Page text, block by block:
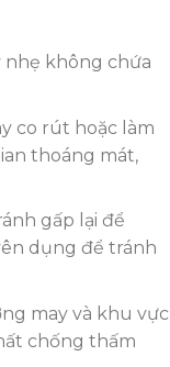
nhẹ không chứa
co rút hoặc làm
thoáng mát,
gấp lại để
dụng để tránh
may và khu vực
chống thấm